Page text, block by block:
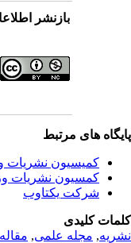
بازنشر
های مرتبط
کمیسیون نشریات
کمسیون نشریات
شرکت یکتاوب
کلیدی
,مجله علمی, مقاله